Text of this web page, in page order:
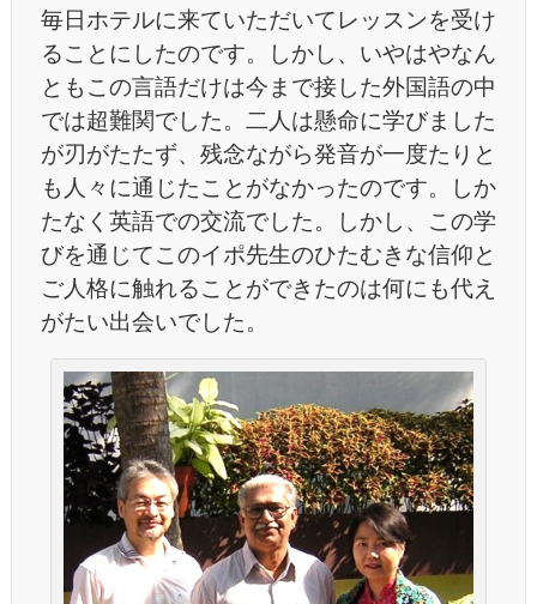
毎日ホテルに来ていただいてレッスンを受け
ることにしたのです。しかし、いやはやなん
ともこの言語だけは今まで接した外国語の中
では超難関でした。二人は懸命に学びました
が刃がたたず、残念ながら発音が一度たりと
も人々に通じたことがなかったのです。しか
たなく英語での交流でした。しかし、この学
びを通じてこのイポ先生のひたむきな信仰と
ご人格に触れることができたのは何にも代え
がたい出会いでした。